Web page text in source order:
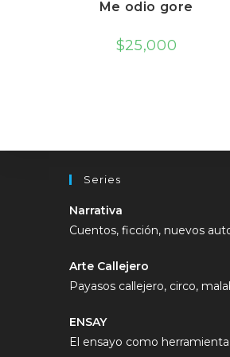
Me odio gore
$25,000
Series
Narrativa
Cuentos, ficción, nuevos
Arte Callejero
Payasos callejero, circo,
ENSAY
El ensayo como